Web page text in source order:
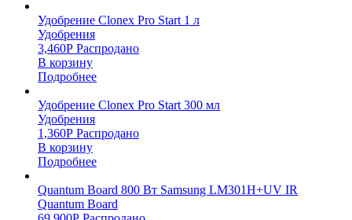
Удобрение Clonex Pro Start 1 л
Удобрения
3,460Р Распродано
В корзину
Подробнее
Удобрение Clonex Pro Start 300 мл
Удобрения
1,360Р Распродано
В корзину
Подробнее
Quantum Board 800 Вт Samsung LM301H+UV IR
Quantum Board